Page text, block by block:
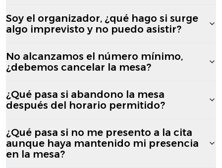
Soy el organizador, ¿qué hago si surge
algo imprevisto y no puedo asistir?
No alcanzamos el número mínimo,
¿debemos cancelar la mesa?
¿Qué pasa si abandono la mesa
después del horario permitido?
¿Qué pasa si no me presento a la cita
aunque haya mantenido mi presencia
en la mesa?